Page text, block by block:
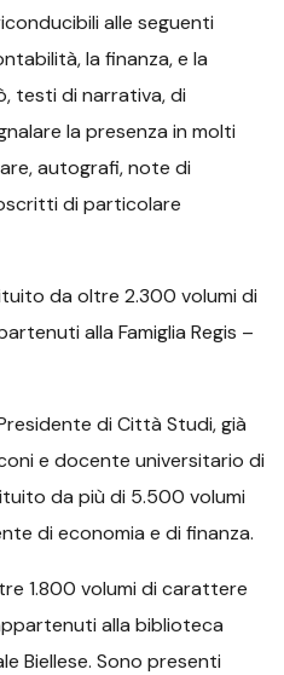
alle seguenti
la finanza, e la
testi di narrativa, di
la presenza in molti
autografi, note di
di particolare
da oltre 2.300 volumi di
alla Famiglia Regis –
di Città Studi, già
e docente universitario di
da più di 5.500 volumi
di economia e di finanza.
1.800 volumi di carattere
alla biblioteca
Biellese. Sono presenti